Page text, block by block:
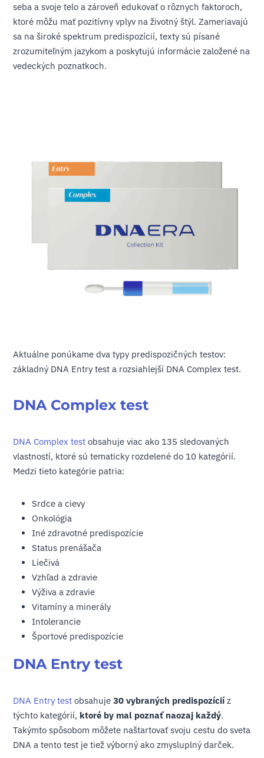
seba a svoje telo a zároveň edukovať o rôznych faktoroch,
ktoré môžu mať pozitívny vplyv na životný štýl. Zameriavajú
sa na široké spektrum predispozícií, texty sú písané
zrozumiteľným jazykom a poskytujú informácie založené na
vedeckých poznatkoch.
Aktuálne ponúkame dva typy predispozičných testov:
základný DNA Entry test a rozsiahlejší DNA Complex test.
DNA Complex test
DNA Complex test obsahuje viac ako 135 sledovaných
vlastností, ktoré sú tematicky rozdelené do 10 kategórií.
Medzi tieto kategórie patria:
Srdce a cievy
Onkológia
Iné zdravotné predispozície
Status prenášača
Liečivá
Vzhľad a zdravie
Výživa a zdravie
Vitamíny a minerály
Intolerancie
Športové predispozície
DNA Entry test
DNA Entry test obsahuje 30 vybraných predispozíciíz
týchto kategórií, ktoré by mal poznať naozaj každý.
Takýmto spôsobom môžete naštartovať svoju cestu do sveta
DNA a tento test je tiež výborný ako zmysluplný darček.